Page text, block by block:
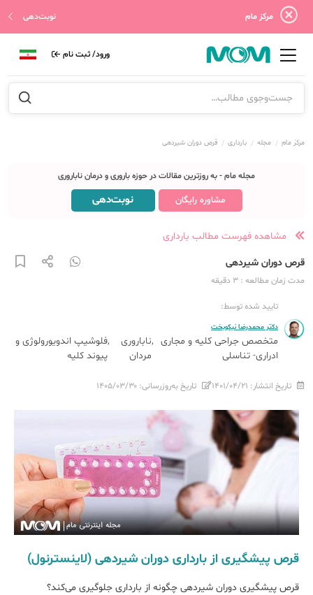
مرکز مام نوبت‌دهی
ورود/ ثبت نام
مرکز مام مجله بارداری قرص دوران شیردهی
مجله مام - به روزترین مقالات در حوزه باروری و درمان ناباروری
مشاوره رایگان نوبت‌دهی
مشاهده فهرست مطالب بارداری
قرص دوران شیردهی
مدت زمان مطالعه : 3 دقیقه
تایید شده توسط:
دکتر محمدرضا نیکوبخت
متخصص جراحی کلیه و مجاری
ادراری- تناسلی
ناباروری
مردان
فلوشیپ اندویورولوژی و
پیوند کلیه
تاریخ انتشار: ۱۴۰۱/۰۴/۲۱ تاریخ به‌روزرسانی: ۱۴۰۵/۰۳/۳۰
قرص پیشگیری از بارداری دوران شیردهی (لاینسترنول)
قرص پیشگیری دوران شیردهی چگونه از بارداری جلوگیری می‌کند؟